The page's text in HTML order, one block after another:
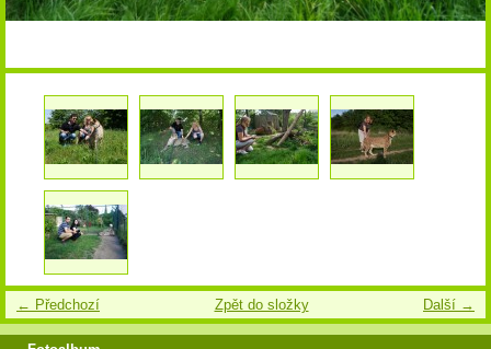
← Předchozí Další →
Zpět do složky